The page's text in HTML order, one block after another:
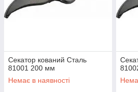
Секатор кований Сталь
81001 200 мм
Немає в наявності